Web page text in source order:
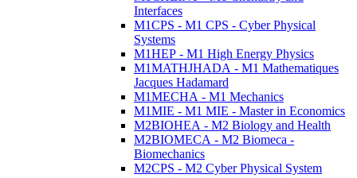
Interfaces
M1CPS - M1 CPS - Cyber Physical
Systems
M1HEP - M1 High Energy Physics
M1MATHJHADA - M1 Mathematiques
Jacques Hadamard
M1MECHA - M1 Mechanics
M1MIE - M1 MIE - Master in Economics
M2BIOHEA - M2 Biology and Health
M2BIOMECA - M2 Biomeca -
Biomechanics
M2CPS - M2 Cyber Physical System